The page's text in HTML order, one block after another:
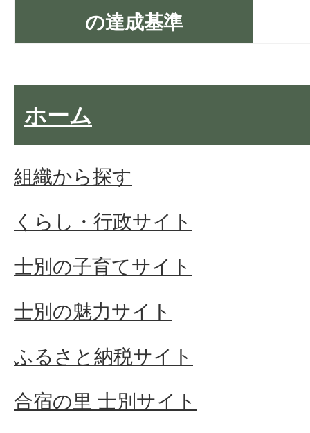
の達成基準
ホーム
組織から探す
くらし・行政サイト
士別の子育てサイト
士別の魅力サイト
ふるさと納税サイト
合宿の里 士別サイト